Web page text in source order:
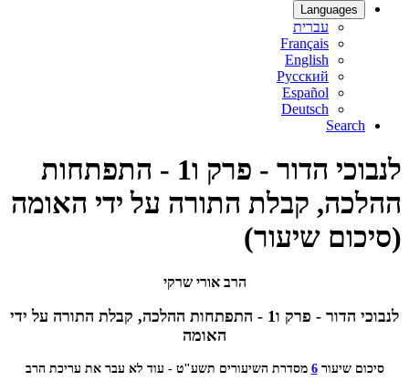
Languages
עברית
Français
English
Русский
Español
Deutsch
Search
לנבוכי הדור - פרק ו1 - התפתחות
ההלכה, קבלת התורה על ידי האומה
(סיכום שיעור)
הרב אורי שרקי
לנבוכי הדור - פרק ו1 - התפתחות ההלכה, קבלת התורה על ידי
האומה
סיכום שיעור6 מסדרת השיעורים תשע"ט - עוד לא עבר את עריכת הרב